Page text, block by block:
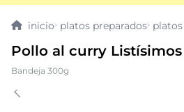
platos preparados
Pollo al curry Listísimos
Bandeja 300g
1. helados sirena
3. patatas